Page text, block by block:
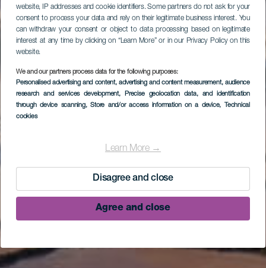
website, IP addresses and cookie identifiers. Some partners do not ask for your
consent to process your data and rely on their legitimate business interest. You
can withdraw your consent or object to data processing based on legitimate
interest at any time by clicking on “Learn More” or in our Privacy Policy on this
website.
We and our partners process data for the following purposes:
Personalised advertising and content, advertising and content measurement, audience
research and services development, Precise geolocation data, and identification
through device scanning, Store and/or access information on a device, Technical
cookies
Learn More →
Disagree and close
Agree and close